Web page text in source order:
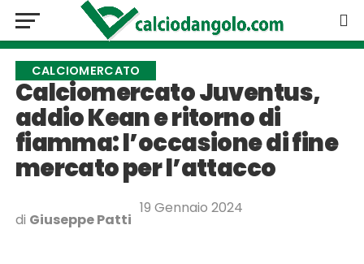
CALCIOMERCATO
Calciomercato Juventus,
addio Kean e ritorno di
fiamma: l’occasione di fine
mercato per l’attacco
di Giuseppe Patti
19 Gennaio 2024